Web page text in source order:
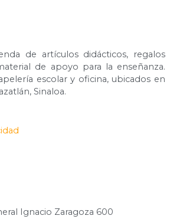
de artículos didácticos, regalos
de apoyo para la enseñanza.
escolar y oficina, ubicados en
Sinaloa.
Ignacio Zaragoza 600